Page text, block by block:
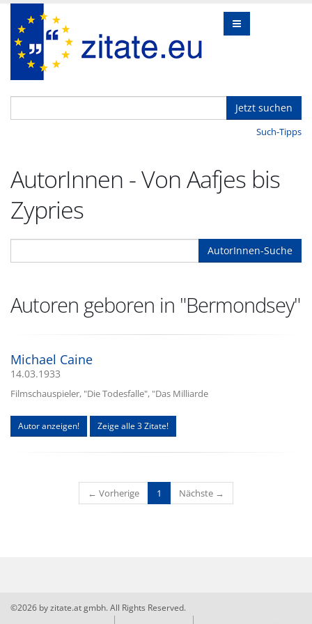
Jetzt suchen
Such-Tipps
AutorInnen - Von Aafjes bis
Zypries
AutorInnen-Suche
Autoren geboren in "Bermondsey"
Michael Caine
14.03.1933
Filmschauspieler, "Die Todesfalle", "Das Milliarde
Autor anzeigen! Zeige alle 3 Zitate!
← Vorherige 1 (current)
Nächste →
©2026 by zitate.at gmbh. All Rights Reserved.